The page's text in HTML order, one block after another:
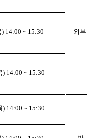
외
14:00 ~ 15:30
) 14:00 ~ 15:30
) 14:00 ~ 15:30